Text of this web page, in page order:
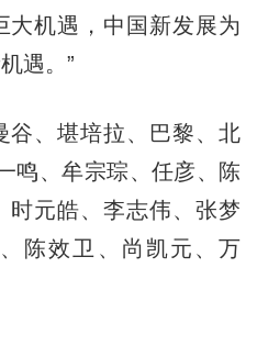
大机遇，中国新发展为
遇。”
、堪培拉、巴黎、北
鸣、牟宗琮、任彦、陈
时元皓、李志伟、张梦
陈效卫、尚凯元、万